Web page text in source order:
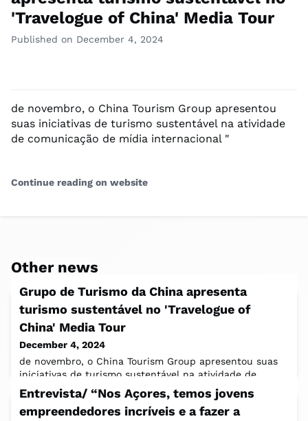
'Travelogue of China' Media Tour
Published on December 4, 2024
de novembro, o China Tourism Group apresentou
suas iniciativas de turismo sustentável na atividade
de comunicação de mídia internacional "
Continue reading on website
Other news
Grupo de Turismo da China apresenta
turismo sustentável no 'Travelogue of
China' Media Tour
December 4, 2024
de novembro, o China Tourism Group apresentou suas
iniciativas de turismo sustentável na atividade de
comunicação de mídia internacional "
Entrevista/ “Nos Açores, temos jovens
empreendedores incríveis e a fazer a